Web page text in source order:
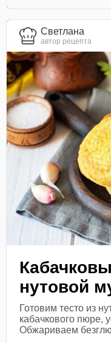
Светлана
автор рецепта
нутовой
Готовим тесто из
кабачкового пюре,
Обжариваем